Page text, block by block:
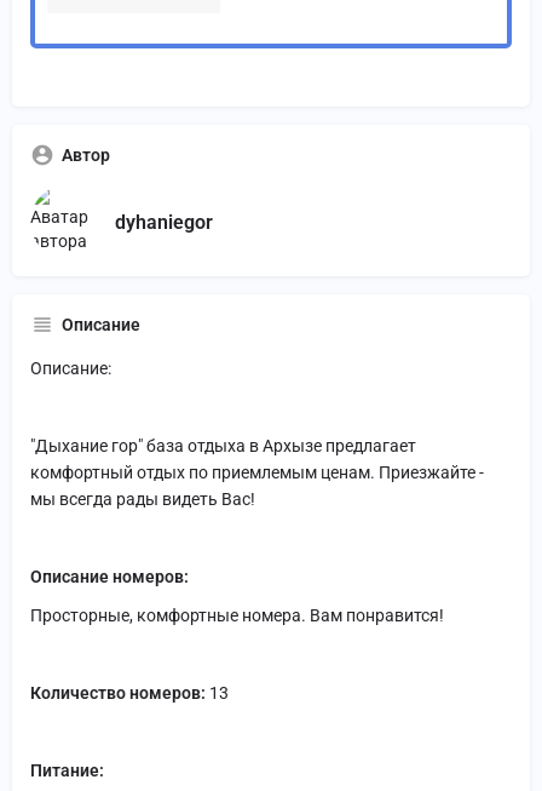
Автор
dyhaniegor
Описание
Описание:
"Дыхание гор" база отдыха в Архызе предлагает
комфортный отдых по приемлемым ценам. Приезжайте -
мы всегда рады видеть Вас!
Описание номеров:
Просторные, комфортные номера. Вам понравится!
Количество номеров: 13
Питание: